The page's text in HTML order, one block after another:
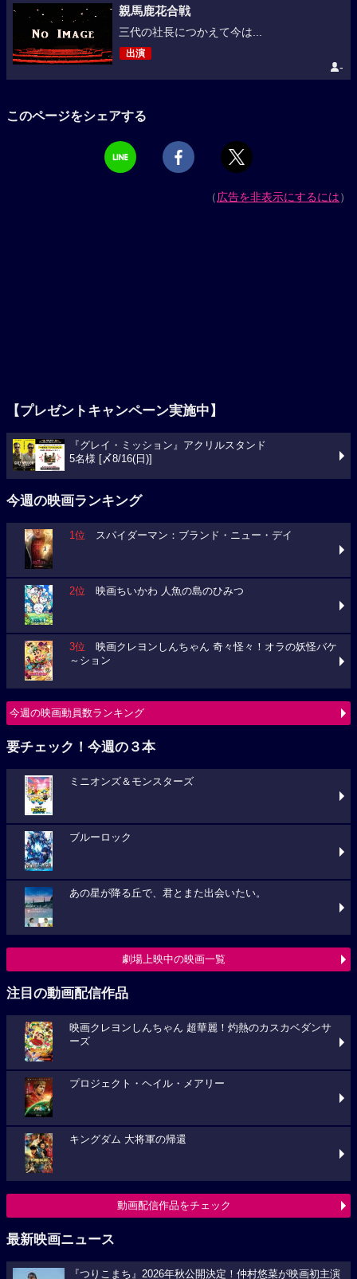
親馬鹿花合戦
三代の社長につかえて今は...
出演
-
このページをシェアする
（広告を非表示にするには）
【プレゼントキャンペーン実施中】
『グレイ・ミッション』アクリルスタンド
5名様 [〆8/16(日)]
今週の映画ランキング
1位 スパイダーマン：ブランド・ニュー・デイ
2位 映画ちいかわ 人魚の島のひみつ
3位 映画クレヨンしんちゃん 奇々怪々！オラの妖怪バケ
～ション
今週の映画動員数ランキング
要チェック！今週の３本
ミニオンズ＆モンスターズ
ブルーロック
あの星が降る丘で、君とまた出会いたい。
劇場上映中の映画一覧
注目の動画配信作品
映画クレヨンしんちゃん 超華麗！灼熱のカスカベダンサ
ーズ
プロジェクト・ヘイル・メアリー
キングダム 大将軍の帰還
動画配信作品をチェック
最新映画ニュース
『つりこまち』2026年秋公開決定！仲村悠菜が映画初主演